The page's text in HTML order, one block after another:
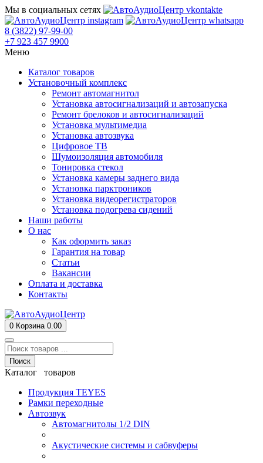
Мы в социальных сетях
8 (3822) 97-99-00
+7 923 457 9900
Меню
Каталог товаров
Установочный комплекс
Ремонт автомагнитол
Установка автосигнализаций и автозапуска
Ремонт брелоков и автосигнализаций
Установка мультимедиа
Установка автозвука
Цифровое ТВ
Шумоизоляция автомобиля
Тонировка стекол
Установка камеры заднего вида
Установка парктроников
Установка видеорегистраторов
Установка подогрева сидений
Наши работы
О нас
Как оформить заказ
Гарантия на товар
Статьи
Вакансии
Оплата и доставка
Контакты
0 Корзина 0.00
Поиск
Каталог товаров
Продукция TEYES
Рамки переходные
Автозвук
Автомагнитолы 1/2 DIN
Акустические системы и сабвуферы